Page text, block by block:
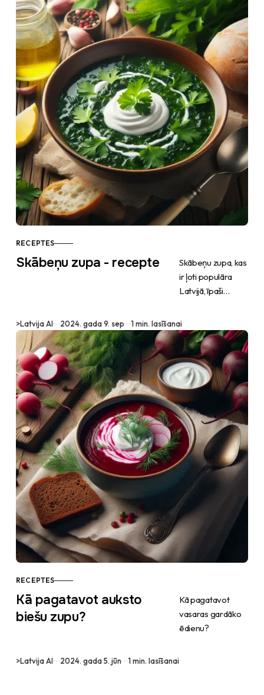
RECEPTES
Skābeņu zupa - recepte
Skābeņu zupa, kas
ir ļoti populāra
Latvijā, īpaši
skābenes ir
svaigas.
>Latvija AI 2024. gada 9. sep 1 min. lasīšanai
RECEPTES
Kā pagatavot auksto
biešu zupu?
Kā pagatavot
vasaras gardāko
ēdienu?
>Latvija AI 2024. gada 5. jūn 1 min. lasīšanai